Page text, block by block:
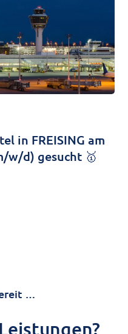
in FREISING am
w/d) gesucht 🥇
…